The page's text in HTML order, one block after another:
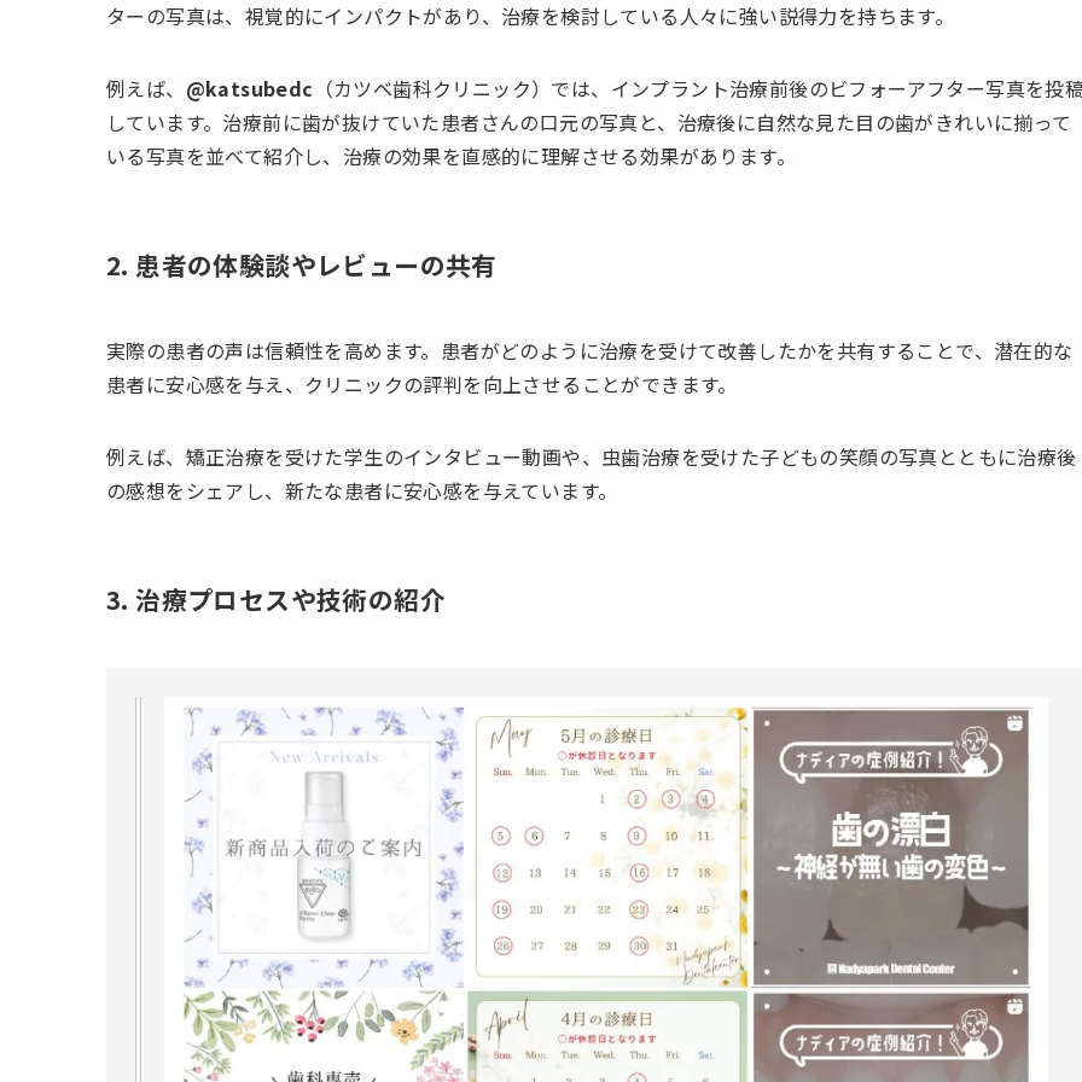
ターの写真は、視覚的にインパクトがあり、治療を検討している人々に強い説得力を持ちます。
例えば、 @katsubedc （カツベ歯科クリニック）では、インプラント治療前後のビフォーアフター写真を投
しています。治療前に歯が抜けていた患者さんの口元の写真と、治療後に自然な見た目の歯がきれいに揃って
いる写真を並べて紹介し、治療の効果を直感的に理解させる効果があります。
2. 患者の体験談やレビューの共有
実際の患者の声は信頼性を高めます。患者がどのように治療を受けて改善したかを共有することで、潜在的な
患者に安心感を与え、クリニックの評判を向上させることができます。
例えば、矯正治療を受けた学生のインタビュー動画や、虫歯治療を受けた子どもの笑顔の写真とともに治療後
の感想をシェアし、新たな患者に安心感を与えています。
3. 治療プロセスや技術の紹介